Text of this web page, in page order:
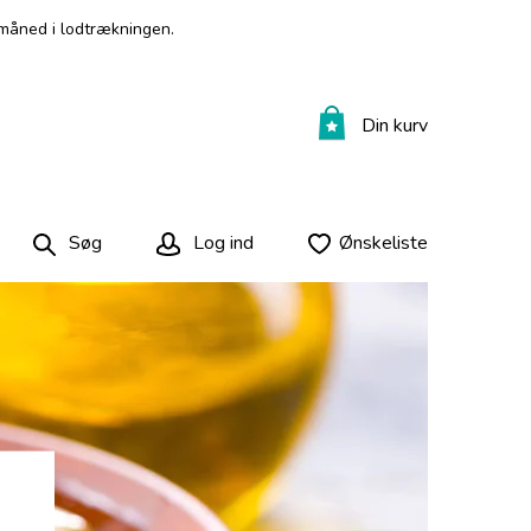
i lodtrækningen.
Din kurv
Søg Log ind Ønskeliste